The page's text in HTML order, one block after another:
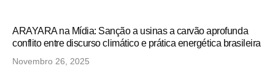
ARAYARA na Mídia: Sanção a usinas a carvão aprofunda
conflito entre discurso climático e prática energética brasileira
Novembro 26, 2025